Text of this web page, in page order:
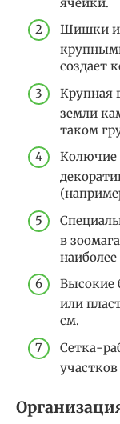
Шишки и
создает
Крупная
земли
таком
Колючие
в
Высокие
или
см.
Сетка-